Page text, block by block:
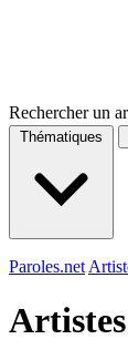
Rechercher un
Thématiques
Paroles.net